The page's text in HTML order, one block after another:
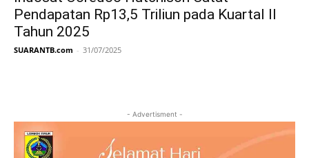
Pendapatan Rp13,5 Triliun pada Kuartal II
Tahun 2025
SUARANTB.com - 31/07/2025
- Advertisment -